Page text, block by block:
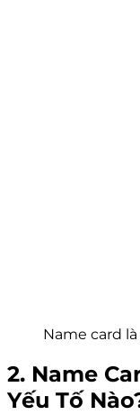
Name card là
2. Name
Yếu Tố